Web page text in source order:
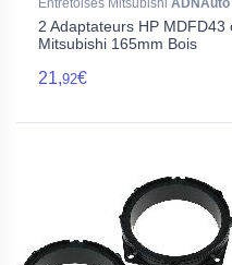
Entretoises Mitsubishi ADNAuto
2 Adaptateurs HP
Mitsubishi 165mm Bois
21,92€